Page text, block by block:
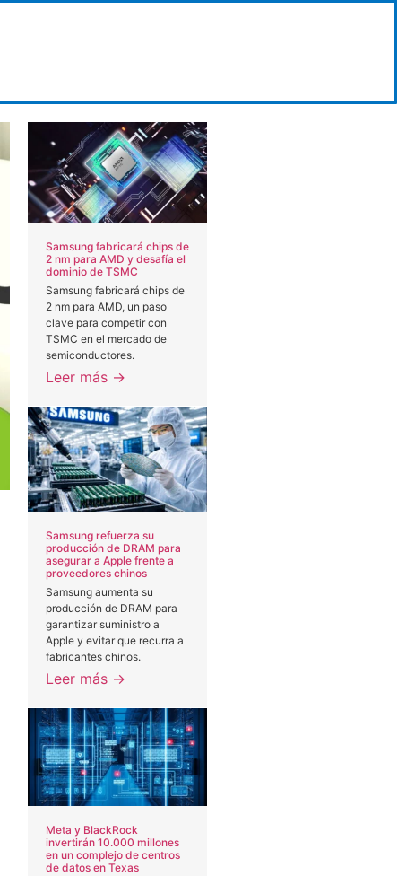
Samsung fabricará chips de
2 nm para AMD y desafía el
dominio de TSMC
Samsung fabricará chips de
2 nm para AMD, un paso
clave para competir con
TSMC en el mercado de
semiconductores.
Leer más →
Samsung refuerza su
producción de DRAM para
asegurar a Apple frente a
proveedores chinos
Samsung aumenta su
producción de DRAM para
garantizar suministro a
Apple y evitar que recurra a
fabricantes chinos.
Leer más →
Meta y BlackRock
invertirán 10.000 millones
en un complejo de centros
de datos en Texas